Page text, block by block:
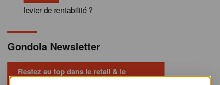
levier de rentabilité ?
Gondola Newsletter
Restez au top dans le retail & le